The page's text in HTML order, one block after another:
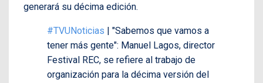
generará su décima edición.
#TVUNoticias | "Sabemos que vamos a
tener más gente": Manuel Lagos, director
Festival REC, se refiere al trabajo de
organización para la décima versión del